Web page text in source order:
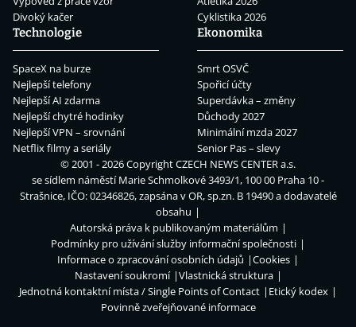
Divoký kačer
Cyklistika 2026
Technologie
SpaceX na burze
Nejlepší telefony
Nejlepší AI zdarma
Nejlepší chytré hodinky
Nejlepší VPN – srovnání
Netflix filmy a seriály
Ekonomika
Smrt OSVČ
Spořicí účty
Superdávka – změny
Důchody 2027
Minimální mzda 2027
Senior Pas – slevy
© 2001 - 2026 CopyrightCZECH NEWS CENTER a.s.
se sídlem náměstí Marie Schmolkové 3493/1, 100 00 Praha 10 -
Strašnice, IČO: 02346826, zapsána v OR, sp.zn. B 19490 a dodavatelé
obsahu
Autorská práva k publikovaným materiálům
Podmínky pro užívání služby informační společnosti
Informace o zpracování osobních údajů
Cookies
Nastavení soukromí
Vlastnická struktura
Jednotná kontaktní místa / Single Points of Contact
Etický kodex
Povinně zveřejňované informace